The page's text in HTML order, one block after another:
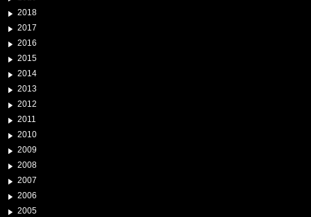
2018
2017
2016
2015
2014
2013
2012
2011
2010
2009
2008
2007
2006
2005